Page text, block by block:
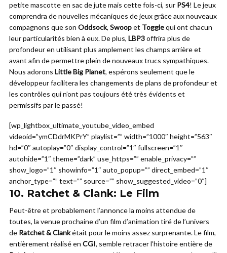
petite mascotte en sac de jute mais cette fois-ci, sur PS4! Le jeux
comprendra de nouvelles mécaniques de jeux grâce aux nouveaux
compagnons que son Oddsock, Swoopet Togglequi ont chacun
leur particularités bien à eux. De plus, LBP3offrira plus de
profondeur en utilisant plus amplement les champs arrière et
avant afin de permettre plein de nouveaux trucs sympathiques.
Nous adorons Little Big Planet, espérons seulement que le
développeur facilitera les changements de plans de profondeur et
les contrôles qui n’ont pas toujours été très évidents et
permissifs par le passé!
[wp_lightbox_ultimate_youtube_video_embed
videoid=”ymCDdrMKPrY” playlist=”” width=”1000″ height=”563″
hd=”0″ autoplay=”0″ display_control=”1″ fullscreen=”1″
autohide=”1″ theme=”dark” use_https=”” enable_privacy=””
show_logo=”1″ showinfo=”1″ auto_popup=”” direct_embed=”1″
anchor_type=”” text=”” source=”” show_suggested_video=”0″]
10. Ratchet & Clank: Le Film
Peut-être et probablement l’annonce la moins attendue de
toutes, la venue prochaine d’un film d’animation tiré de l’univers
de Ratchet & Clankétait pour le moins assez surprenante. Le film,
entièrement réalisé en CGI, semble retracer l’histoire entière de